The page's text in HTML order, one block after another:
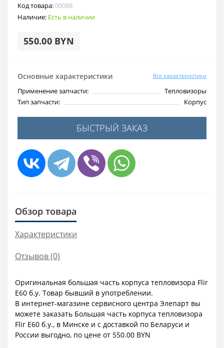
Код товара:00088
Наличие: Есть в наличии
550.00 BYN
Основные характеристики Все характеристики
Применение запчасти:
Тепловизоры
Тип запчасти:
Корпус
БЫСТРЫЙ ЗАКАЗ
Обзор товара
Характеристики
Отзывов (0)
Оригинальная большая часть корпуса тепловизора Flir
E60 б.у. Товар бывший в употреблении.
В интернет-магазине сервисного центра Элепарт вы
можете заказать Большая часть корпуса тепловизора
Flir E60 б.у., в Минске и с доставкой по Беларуси и
России выгодно, по цене от 550.00 BYN